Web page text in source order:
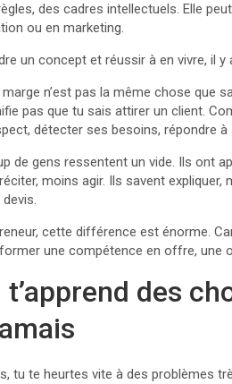
des cadres intellectuels. Elle
ou en marketing.
un concept et réussir à en vivre, il y
marge n’est pas la même chose que
pas que tu sais attirer un client.
détecter ses besoins, répondre
de gens ressentent un vide. Ils ont
moins agir. Ils savent
cette différence est énorme.
une compétence en offre, une
des
tu te heurtes vite à des problèmes